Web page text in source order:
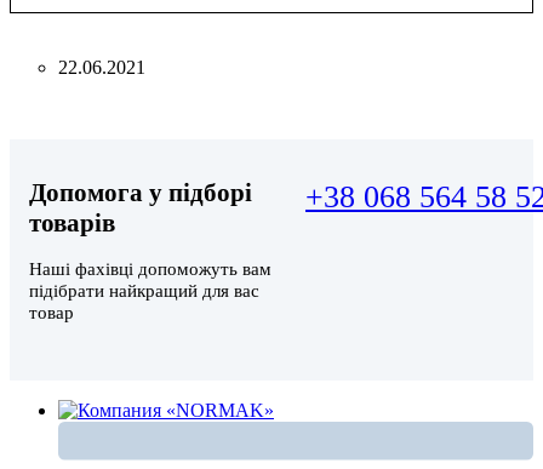
22.06.2021
Допомога у підборі
товарів
Наші фахівці допоможуть вам
підібрати найкращий для вас
товар
+38 068 564 58